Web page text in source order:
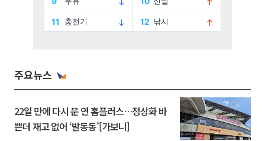
주요뉴스
22일 만에 다시 문 연 홈플러스…정상화 바
쁜데 재고 없어 ‘발동동’[가보니]